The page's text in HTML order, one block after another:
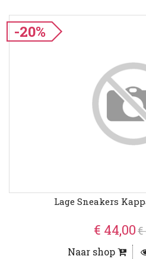
-20%
Lage Sneakers
€ 44,00€
Naar shop